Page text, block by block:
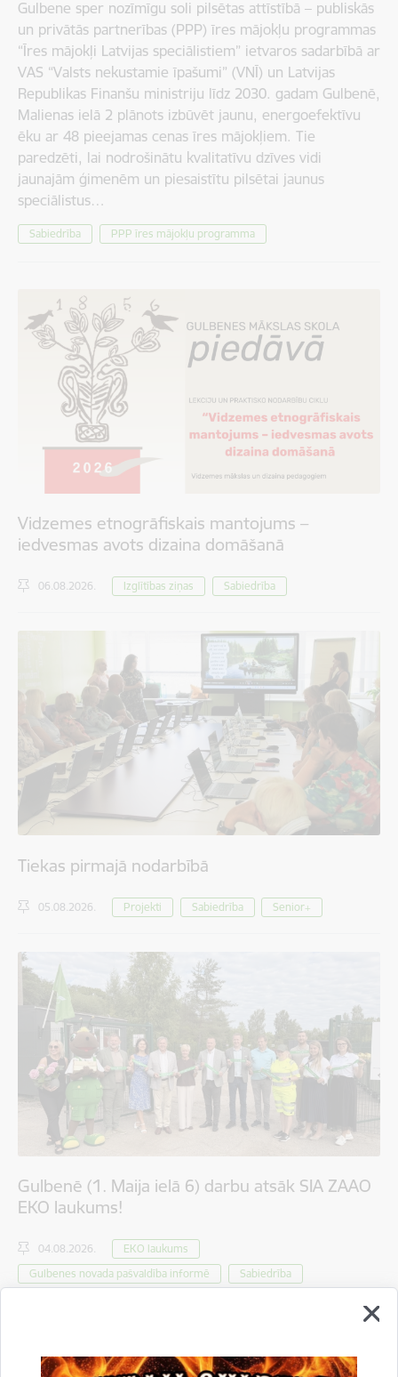
Gulbene sper nozīmīgu soli pilsētas attīstībā – publiskās
un privātās partnerības (PPP) īres mājokļu programmas
“Īres mājokļi Latvijas speciālistiem” ietvaros sadarbībā ar
VAS “Valsts nekustamie īpašumi” (VNĪ) un Latvijas
Republikas Finanšu ministriju līdz 2030. gadam Gulbenē,
Malienas ielā 2 plānots izbūvēt jaunu, energoefektīvu
ēku ar 48 pieejamas cenas īres mājokļiem. Tie
paredzēti, lai nodrošinātu kvalitatīvu dzīves vidi
jaunajām ģimenēm un piesaistītu pilsētai jaunus
speciālistus…
Sabiedrība PPP īres mājokļu programma
Vidzemes etnogrāfiskais mantojums –
iedvesmas avots dizaina domāšanā
06.08.2026. Izglītības ziņas Sabiedrība
Tiekas pirmajā nodarbībā
05.08.2026. Projekti Sabiedrība Senior+
Gulbenē (1. Maija ielā 6) darbu atsāk SIA ZAAO
EKO laukums!
04.08.2026.
EKO laukums
Gulbenes novada pašvaldība informē
Sabiedrība